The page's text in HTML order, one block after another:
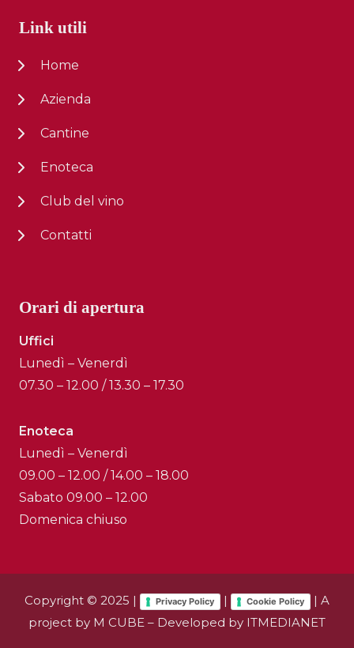
Link utili
Home
Azienda
Cantine
Enoteca
Club del vino
Contatti
Orari di apertura
Uffici
Lunedì – Venerdì
07.30 – 12.00 / 13.30 – 17.30
Enoteca
Lunedì – Venerdì
09.00 – 12.00 / 14.00 – 18.00
Sabato 09.00 – 12.00
Domenica chiuso
Copyright © 2025 | Privacy Policy | Cookie Policy
| A
project by M CUBE – Developed by ITMEDIANET